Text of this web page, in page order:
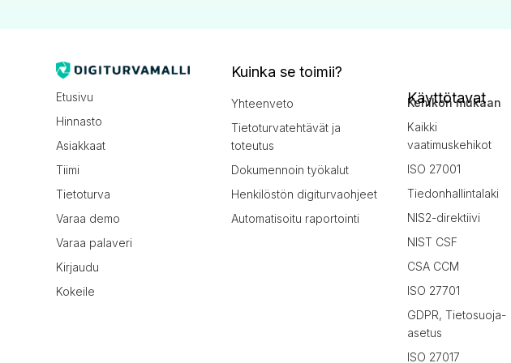
Etusivu
Hinnasto
Asiakkaat
Tiimi
Tietoturva
Varaa demo
Varaa palaveri
Kirjaudu
Kokeile
Kuinka se toimii?
Yhteenveto
Tietoturvatehtävät ja
toteutus
Dokumennoin työkalut
Henkilöstön digiturvaohjeet
Automatisoitu raportointi
Käyttötavat
Kehikon mukaan
Kaikki
vaatimuskehikot
ISO 27001
Tiedonhallintalaki
NIS2-direktiivi
NIST CSF
CSA CCM
ISO 27701
GDPR, Tietosuoja-
asetus
ISO 27017